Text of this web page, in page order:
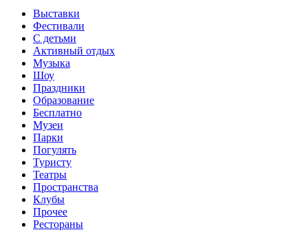
Выставки
Фестивали
С детьми
Активный отдых
Музыка
Шоу
Праздники
Образование
Бесплатно
Музеи
Парки
Погулять
Туристу
Театры
Пространства
Клубы
Прочее
Рестораны